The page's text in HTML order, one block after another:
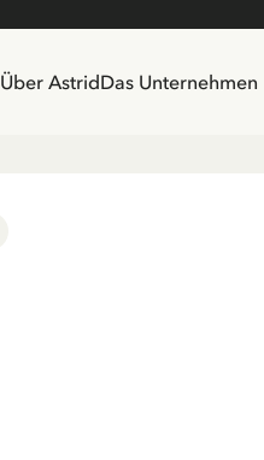
Über AstridDas Unternehmen